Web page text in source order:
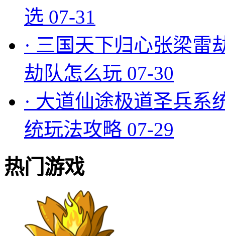
选 07-31
· 三国天下归心张梁雷
劫队怎么玩 07-30
· 大道仙途极道圣兵系
统玩法攻略 07-29
热门游戏